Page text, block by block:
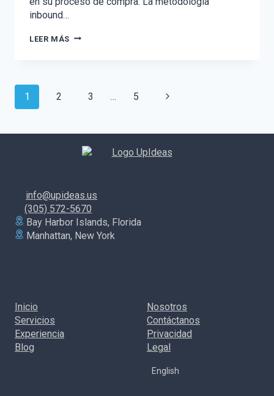
inbound…
LEER MÁS
Navegación
1 2 3 … 5
Siguiente
info@upideas.us
(305) 572-5670
Bay Harbor Islands, Florida
Manhattan, New York
Inicio
Servicios
Experiencia
Blog
Nosotros
Contáctanos
Privacidad
Legal
English